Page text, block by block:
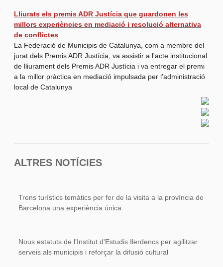
Lliurats els premis ADR Justícia que guardonen les
millors experiències en mediació i resolució alternativa
de conflictes
La Federació de Municipis de Catalunya, com a membre del
jurat dels Premis ADR Justícia, va assistir a l'acte institucional
de lliurament dels Premis ADR Justícia i va entregar el premi
a la millor pràctica en mediació impulsada per l’administració
local de Catalunya
ALTRES NOTÍCIES
Trens turístics temàtics per fer de la visita a la província de
Barcelona una experiència única
Nous estatuts de l'Institut d'Estudis Ilerdencs per agilitzar
serveis als municipis i reforçar la difusió cultural